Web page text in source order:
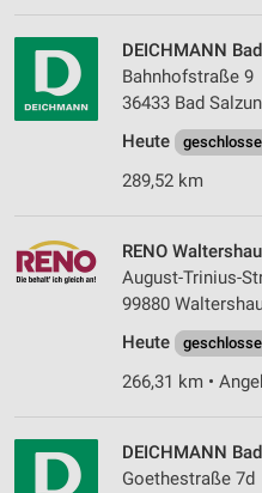
DEICHMANN
Bahnhofstraße 9
36433 Bad
Heute
289,52 km
RENO
August-Trinius-
99880
Heute
266,31 km •
DEICHMANN
Goethestraße 7d